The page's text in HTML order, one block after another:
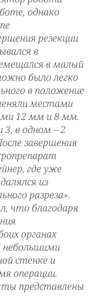
однако
резекции
в
в малый
было легко
в положение
местами
12 мм и 8 мм.
3, в одном – 2
завершения
где уже
из
разреза».
что благодаря
органах
небольшими
стенке и
операции.
представлены